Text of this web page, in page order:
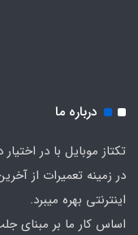
درباره ما
تکتاز موبایل با در
در زمینه تعمیرات از
اینترنتی بهره میبرد.
اساس کار ما بر مبنای